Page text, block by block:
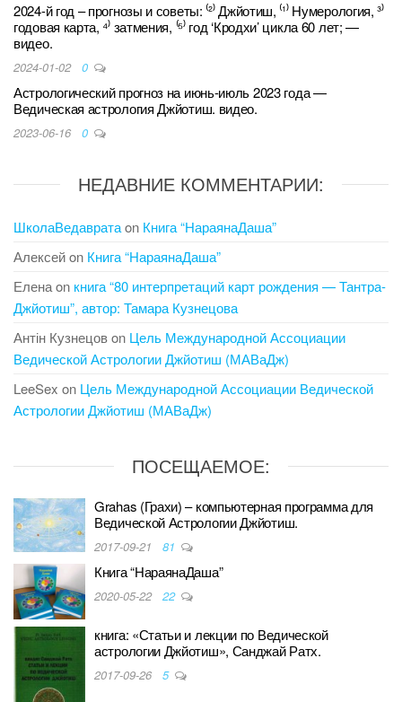
2024-й год – прогнозы и советы: ⁽²⁾ Джйотиш, ⁽¹⁾ Нумерология, ³⁾
годовая карта, ⁴⁾ затмения, ⁽⁵⁾ год ‘Кродхи’ цикла 60 лет; —
видео.
2024-01-02 0
Астрологический прогноз на июнь-июль 2023 года —
Ведическая астрология Джйотиш. видео.
2023-06-16 0
НЕДАВНИЕ КОММЕНТАРИИ:
ШколаВедавратаon Книга “НараянаДаша”
Алексейon Книга “НараянаДаша”
Еленаon книга “80 интерпретаций карт рождения — Тантра-
Джйотиш”, автор: Тамара Кузнецова
Антін Кузнецовon Цель Международной Ассоциации
Ведической Астрологии Джйотиш (МАВаДж)
LeeSex on Цель Международной Ассоциации Ведической
Астрологии Джйотиш (МАВаДж)
ПОСЕЩАЕМОЕ:
Grahas (Грахи) – компьютерная программа для
Ведической Астрологии Джйотиш.
2017-09-21 81
Книга “НараянаДаша”
2020-05-22 22
книга: «Статьи и лекции по Ведической
астрологии Джйотиш», Санджай Ратх.
2017-09-26 5